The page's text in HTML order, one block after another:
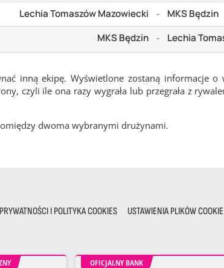
Lechia Tomaszów Mazowiecki - MKS Będzin
MKS Będzin - Lechia
inną ekipę. Wyświetlone zostaną informacje
czyli ile ona razy wygrała lub przegrała z
dwoma wybranymi drużynami.
I POLITYKA COOKIES USTAWIENIA PLIKÓW COOKIE
OFICJALNY BANK